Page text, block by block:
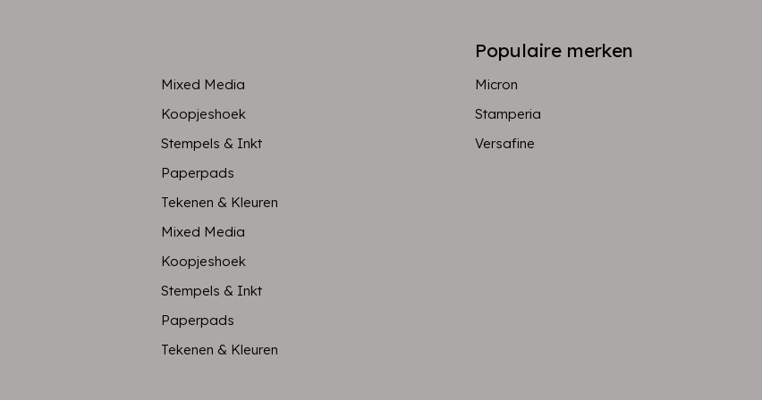
Mixed Media
Koopjeshoek
Stempels & Inkt
Paperpads
Tekenen & Kleuren
Mixed Media
Koopjeshoek
Stempels & Inkt
Paperpads
Tekenen & Kleuren
Populaire merken
Micron
Stamperia
Versafine